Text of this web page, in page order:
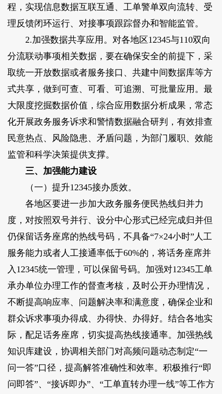
程，实现信息数据互联互通、工单警单双向流转、受
理反馈闭环运行、对接事项跟踪督办和智能监管。
2.加强数据共享应用。 对各地区12345与110双向
分流联动事项相关数据，要在确保安全的前提下，采
取统一开放数据或者服务接口、共建中间数据库等方
式共享，做到可查、可看、可追溯、可批量应用。最
大限度挖掘数据价值，综合应用数据分析成果，常态
化开展政务服务诉求和警情数据融合研判，有效排查
民意热点、风险隐患、矛盾问题，为部门履职、效能
监管和科学决策提供支撑。
三、加强能力建设
（一）提升12345接办质效。
各地区要进一步加大政务服务便民热线归并力
度，对按照双号并行、设分中心形式已经完成归并但
仍保留话务座席的热线号码，不具备“7×24小时”人工
服务能力或者人工接通率低于60%的，将话务座席并
入12345统一管理，可以保留号码。加强对12345工单
承办单位办理工作的督查考核，及时公开办理情况，
不断提高响应率、问题解决率和满意度，确保企业和
群众诉求事项办得成、办得快、办得好。结合各地实
际，配足话务座席，切实提高热线接通率。加强热线
知识库建设，协调相关部门对高频问题动态制定“一
问一答”口径，提高解答准确性和效率。积极推行“即
问即答”、“接诉即办”、“工单直转办理一线”等工作方